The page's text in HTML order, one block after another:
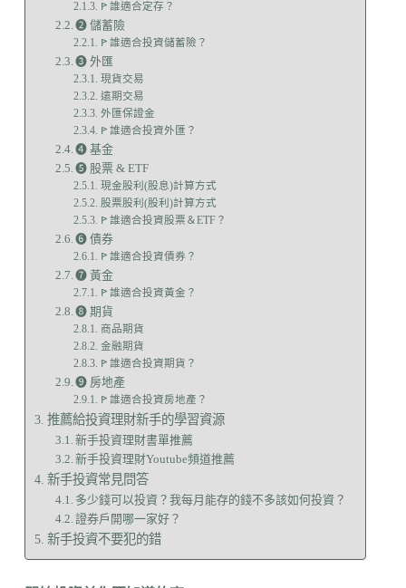
ꚰ 誰適合定存？
➋ 儲蓄險
ꚰ 誰適合投資儲蓄險？
➌ 外匯
現貨交易
遠期交易
外匯保證金
ꚰ 誰適合投資外匯？
➍ 基金
➎ 股票 & ETF
現金股利(股息)計算方式
股票股利(股利)計算方式
ꚰ 誰適合投資股票＆ETF？
➏ 債券
ꚰ 誰適合投資債券？
➐ 黃金
ꚰ 誰適合投資黃金？
➑ 期貨
商品期貨
金融期貨
ꚰ 誰適合投資期貨？
➒ 房地產
ꚰ 誰適合投資房地產？
推薦給投資理財新手的學習資源
新手投資理財書單推薦
新手投資理財Youtube頻道推薦
新手投資常見問答
多少錢可以投資？我每月能存的錢不多該如何投資？
證券戶開哪一家好？
新手投資不要犯的錯